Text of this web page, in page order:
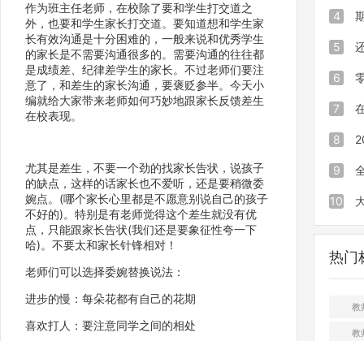
作为班主任老师，在校除了要和学生打交道之
外，也要和学生家长打交道。要知道想和学生家
长有效沟通是十分困难的，一般来说和优秀学生
的家长是不需要沟通很多的。需要沟通的往往都
是成绩差、纪律差学生的家长。不过老师们要注
意了，和差生的家长沟通，要褒贬参半。今天小
编就给大家带来老师如何巧妙地跟家长反馈差生
在校表现。
尤其是差生，不要一个劲的找家长告状，说孩子
的缺点，这样的话家长也不爱听，还是要稍微委
婉点。(哪个家长心里都是不愿意别说自己的孩子
不好的)。特别是有老师觉得这个差生就没有优
点，只能跟家长告状(我们还是要象征性夸一下
哈)。不要太和家长针锋相对！
老师们可以选择委婉替换说法：
进步的慢：每朵花都有自己的花期
喜欢打人：要注意同学之间的相处
发分
程序1
绩下
验成
专属
全保密
4
被家
试试
绩的
5
发成
程序
搞定
布！
6
会：
建班
7
职后,
么影
8
中考
的
9
哪些
全国
10
类及
哪些
热门
教
教